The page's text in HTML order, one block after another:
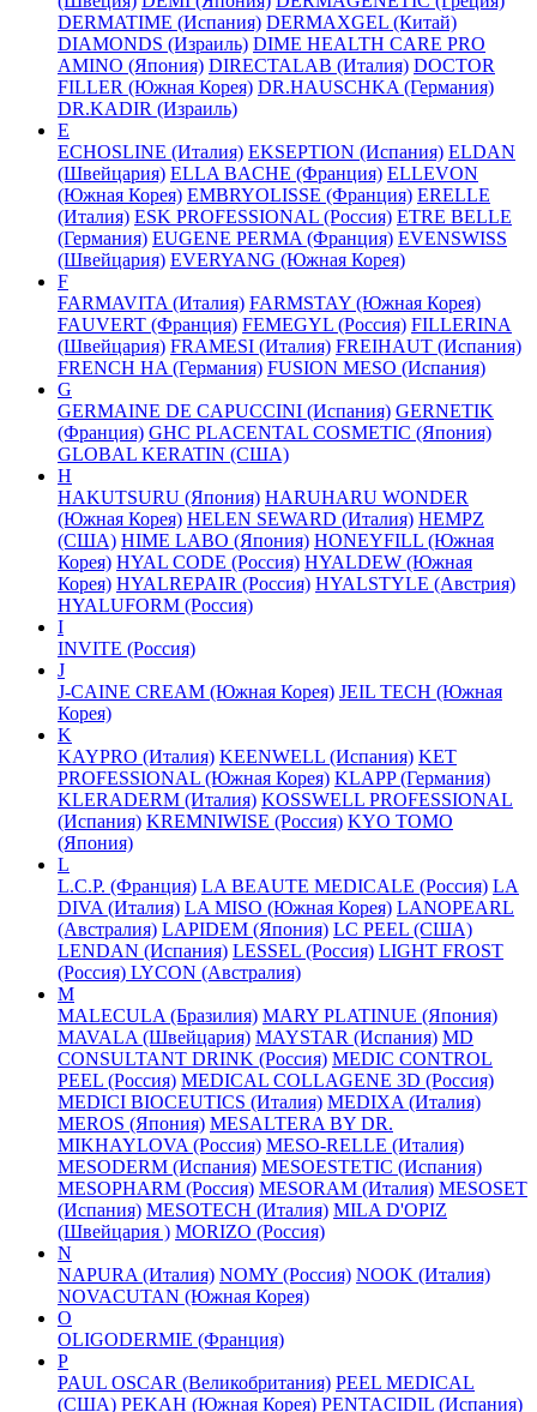
DERMATIME (Испания) DERMAXGEL (Китай)
DIAMONDS (Израиль) DIME HEALTH CARE PRO
AMINO (Япония) DIRECTALAB (Италия) DOCTOR
FILLER (Южная Корея) DR.HAUSCHKA (Германия)
DR.KADIR (Израиль)
E
ECHOSLINE (Италия) EKSEPTION (Испания) ELDAN
(Швейцария) ELLA BACHE (Франция) ELLEVON
(Южная Корея) EMBRYOLISSE (Франция) ERELLE
(Италия) ESK PROFESSIONAL (Россия) ETRE BELLE
(Германия) EUGENE PERMA (Франция) EVENSWISS
(Швейцария) EVERYANG (Южная Корея)
F
FARMAVITA (Италия) FARMSTAY (Южная Корея)
FAUVERT (Франция) FEMEGYL (Россия) FILLERINA
(Швейцария) FRAMESI (Италия) FREIHAUT (Испания)
FRENCH HA (Германия) FUSION MESO (Испания)
G
GERMAINE DE CAPUCCINI (Испания) GERNETIK
(Франция) GHC PLACENTAL COSMETIC (Япония)
GLOBAL KERATIN (США)
H
HAKUTSURU (Япония) HARUHARU WONDER
(Южная Корея) HELEN SEWARD (Италия) HEMPZ
(США) HIME LABO (Япония) HONEYFILL (Южная
Корея) HYAL CODE (Россия) HYALDEW (Южная
Корея) HYALREPAIR (Россия) HYALSTYLE (Австрия)
HYALUFORM (Россия)
I
INVITE (Россия)
J
J-CAINE CREAM (Южная Корея) JEIL TECH (Южная
Корея)
K
KAYPRO (Италия) KEENWELL (Испания) KET
PROFESSIONAL (Южная Корея) KLAPP (Германия)
KLERADERM (Италия) KOSSWELL PROFESSIONAL
(Испания) KREMNIWISE (Россия) KYO TOMO
(Япония)
L
L.C.P. (Франция) LA BEAUTE MEDICALE (Россия) LA
DIVA (Италия) LA MISO (Южная Корея) LANOPEARL
(Австралия) LAPIDEM (Япония) LC PEEL (США)
LENDAN (Испания) LESSEL (Россия) LIGHT FROST
(Россия) LYCON (Австралия)
M
MALECULA (Бразилия) MARY PLATINUE (Япония)
MAVALA (Швейцария) MAYSTAR (Испания) MD
CONSULTANT DRINK (Россия) MEDIC CONTROL
PEEL (Россия) MEDICAL COLLAGENE 3D (Россия)
MEDICI BIOCEUTICS (Италия) MEDIXA (Италия)
MEROS (Япония) MESALTERA BY DR.
MIKHAYLOVA (Россия) MESO-RELLE (Италия)
MESODERM (Испания) MESOESTETIC (Испания)
MESOPHARM (Россия) MESORAM (Италия) MESOSET
(Испания) MESOTECH (Италия) MILA D'OPIZ
(Швейцария ) MORIZO (Россия)
N
NAPURA (Италия) NOMY (Россия) NOOK (Италия)
NOVACUTAN (Южная Корея)
O
OLIGODERMIE (Франция)
P
PAUL OSCAR (Великобритания) PEEL MEDICAL
(США) PEKAH (Южная Корея) PENTACIDIL (Испания)